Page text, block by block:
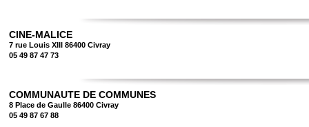
CINE-MALICE
7 rue Louis XIII 86400 Civray
05 49 87 47 73
COMMUNAUTE DE COMMUNES
8 Place de Gaulle 86400 Civray
05 49 87 67 88